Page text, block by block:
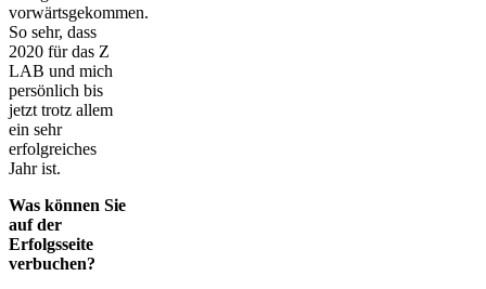
vorwärtsgekommen.
So sehr, dass
2020 für das Z
LAB und mich
persönlich bis
jetzt trotz allem
ein sehr
erfolgreiches
Jahr ist.
Was können Sie
auf der
Erfolgsseite
verbuchen?